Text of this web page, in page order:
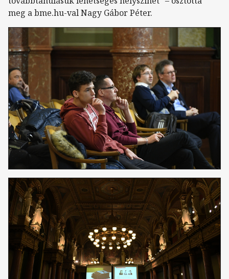
meg a bme.hu-val Nagy Gábor Péter.